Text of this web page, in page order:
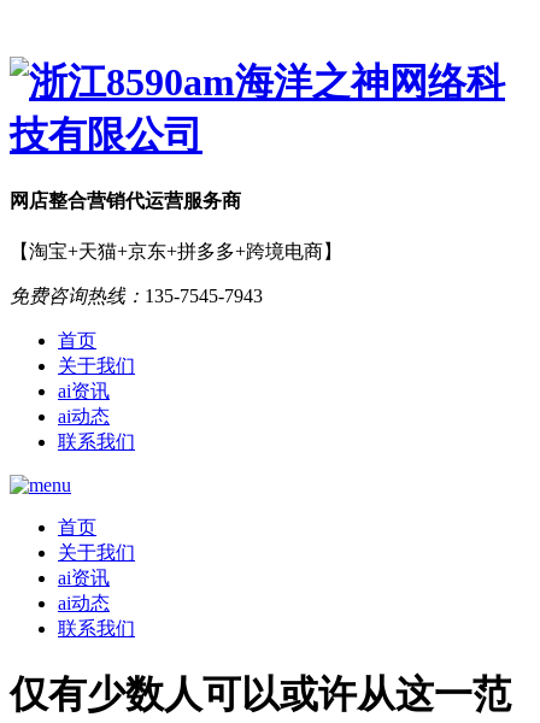
网店整合营销代运营服务商
【淘宝+天猫+京东+拼多多+跨境电商】
免费咨询热线： 135-7545-7943
首页
关于我们
ai资讯
ai动态
联系我们
首页
关于我们
ai资讯
ai动态
联系我们
仅有少数人可以或许从这一范